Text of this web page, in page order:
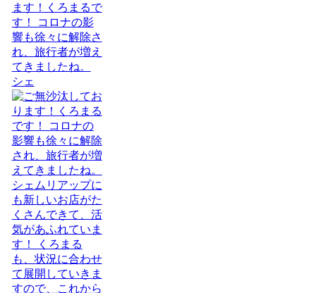
ます！くろまるで
す！ コロナの影
響も徐々に解除さ
れ、旅行者が増え
てきましたね。
シェ